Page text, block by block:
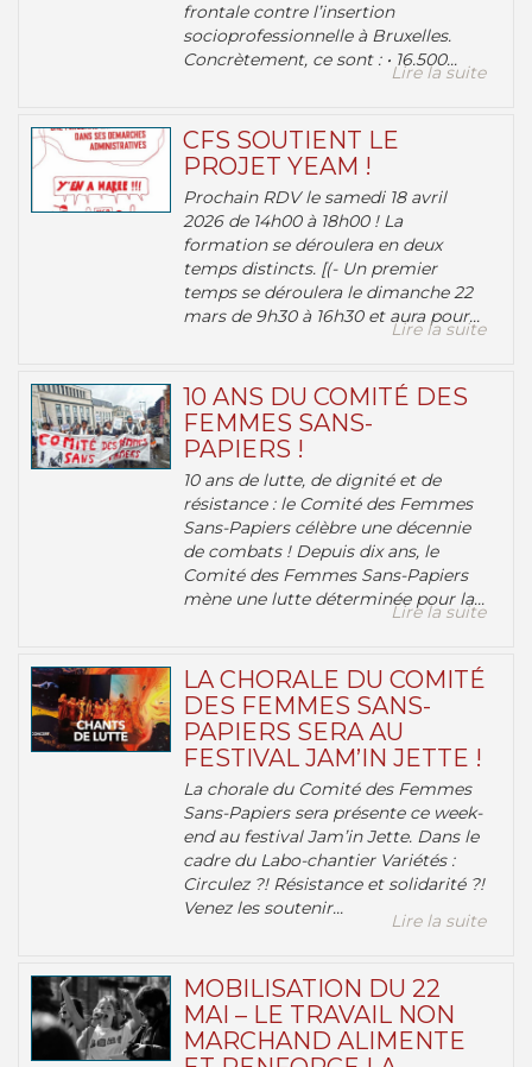
frontale contre l’insertion
socioprofessionnelle à Bruxelles.
Concrètement, ce sont : • 16.500...
Lire la suite
CFS SOUTIENT LE
PROJET YEAM !
Prochain RDV le samedi 18 avril
2026 de 14h00 à 18h00 ! La
formation se déroulera en deux
temps distincts. [(- Un premier
temps se déroulera le dimanche 22
mars de 9h30 à 16h30 et aura pour...
Lire la suite
10 ANS DU COMITÉ DES
FEMMES SANS-
PAPIERS !
10 ans de lutte, de dignité et de
résistance : le Comité des Femmes
Sans-Papiers célèbre une décennie
de combats ! Depuis dix ans, le
Comité des Femmes Sans-Papiers
mène une lutte déterminée pour la...
Lire la suite
LA CHORALE DU COMITÉ
DES FEMMES SANS-
PAPIERS SERA AU
FESTIVAL JAM’IN JETTE !
La chorale du Comité des Femmes
Sans-Papiers sera présente ce week-
end au festival Jam’in Jette. Dans le
cadre du Labo-chantier Variétés :
Circulez ?! Résistance et solidarité ?!
Venez les soutenir...
Lire la suite
MOBILISATION DU 22
MAI – LE TRAVAIL NON
MARCHAND ALIMENTE